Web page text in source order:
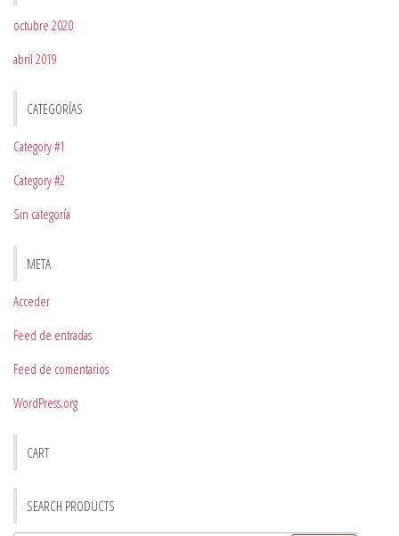
octubre 2020
abril 2019
CATEGORÍAS
Category #1
Category #2
Sin categoría
META
Acceder
Feed de entradas
Feed de comentarios
WordPress.org
CART
SEARCH PRODUCTS